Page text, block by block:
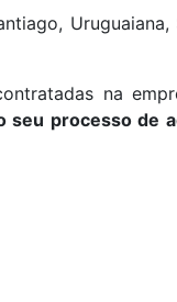
Uruguaiana,
na
seu processo de